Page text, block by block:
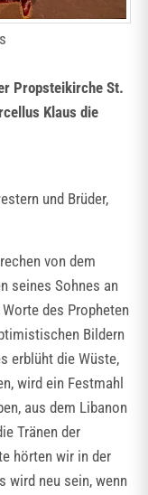
Propsteikirche St.
Klaus die
und Brüder,
von dem
seines Sohnes an
des Propheten
Bildern
erblüht die Wüste,
wird ein Festmahl
aus dem Libanon
Tränen der
hörten wir in der
wird neu sein, wenn